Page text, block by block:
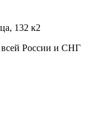
132 к2
всей России и СНГ